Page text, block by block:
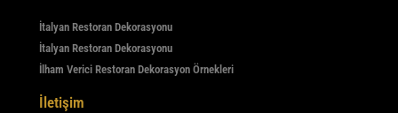
İtalyan Restoran Dekorasyonu
İtalyan Restoran Dekorasyonu
İlham Verici Restoran Dekorasyon Örnekleri
İletişim